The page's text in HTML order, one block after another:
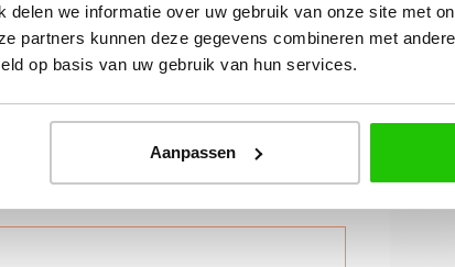
delen we informatie over uw gebruik van onze site met
partners kunnen deze gegevens combineren met
op basis van uw gebruik van hun services.
Aanpassen
Voedt de huid intens en helpt de
en soepele huid.
en helpt de huid glad en
en verzacht de huid voor direct